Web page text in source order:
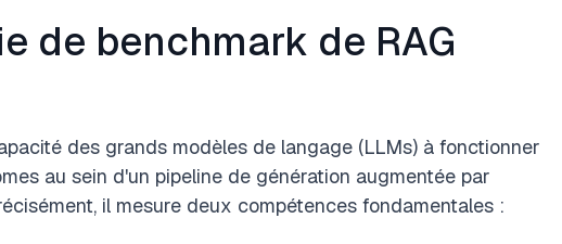
de benchmark de RAG
des grands modèles de langage (LLMs) à fonctionner
au sein d'un pipeline de génération augmentée par
il mesure deux compétences fondamentales :